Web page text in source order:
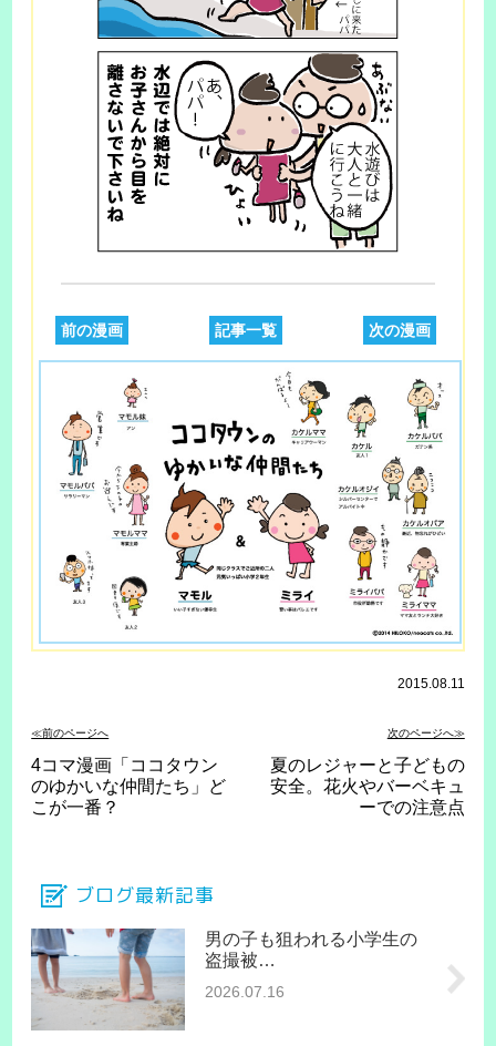
前の漫画 記事一覧 次の漫画
2015.08.11
≪前のページへ 次のページへ≫
4コマ漫画「ココタウン
のゆかいな仲間たち」ど
こが一番？
夏のレジャーと子どもの
安全。花火やバーベキュ
ーでの注意点
ブログ最新記事
男の子も狙われる小学生の
盗撮被…
2026.07.16